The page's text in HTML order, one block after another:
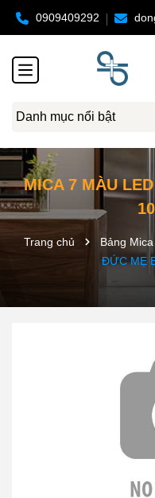
0909409292
Danh mục nổi bật
MICA 7 MÀU
Trang chủ Bảng
ĐỨC MẸ